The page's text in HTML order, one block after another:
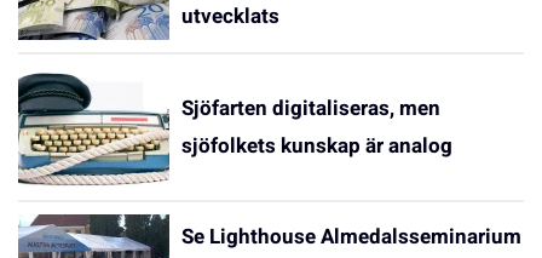
utvecklats
Sjöfarten digitaliseras, men
sjöfolkets kunskap är analog
Se Lighthouse Almedalsseminarium